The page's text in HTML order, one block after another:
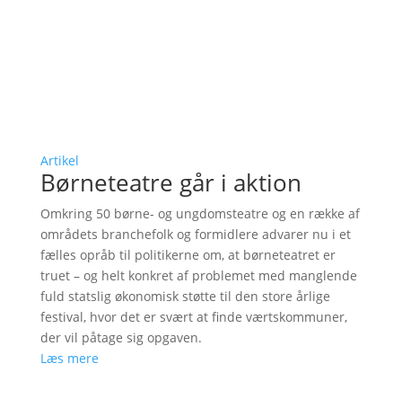
Artikel
Børneteatre går i aktion
Omkring 50 børne- og ungdomsteatre og en række af
områdets branchefolk og formidlere advarer nu i et
fælles opråb til politikerne om, at børneteatret er
truet – og helt konkret af problemet med manglende
fuld statslig økonomisk støtte til den store årlige
festival, hvor det er svært at finde værtskommuner,
der vil påtage sig opgaven.
Læs mere